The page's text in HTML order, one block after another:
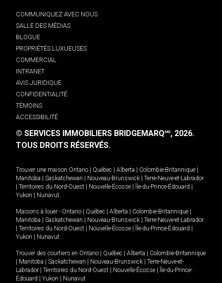
COMMUNIQUEZ AVEC NOUS
SALLE DES MÉDIAS
BLOGUE
PROPRIÉTÉS LUXUEUSES
COMMERCIAL
INTRANET
AVIS JURIDIQUE
CONFIDENTIALITÉ
TÉMOINS
ACCESSIBILITÉ
© SERVICES IMMOBILIERS BRIDGEMARQMD, 2026.
TOUS DROITS RÉSERVÉS.
Trouver une maison Ontario Québec Alberta Colombie-Britannique
Manitoba
Saskatchewan Nouveau-Brunswick
Terre-Neuve-et-Labrador
Territoires du Nord-Ouest Nouvelle-Écosse Île-du-Prince-Édouard
Yukon
Nunavut.
Maisons à louer - Ontario Québec Alberta Colombie-Britannique
Manitoba
Saskatchewan Nouveau-Brunswick
Terre-Neuve-et-Labrador
Territoires du Nord-Ouest Nouvelle-Écosse Île-du-Prince-Édouard
Yukon
Nunavut.
Trouver des courtiers en Ontario Québec Alberta
Colombie-Britannique
Manitoba Saskatchewan Nouveau-Brunswick
Terre-Neuve-et-
Labrador
Territoires du Nord-Ouest Nouvelle-Écosse
Île-du-Prince-
Édouard
Yukon Nunavut